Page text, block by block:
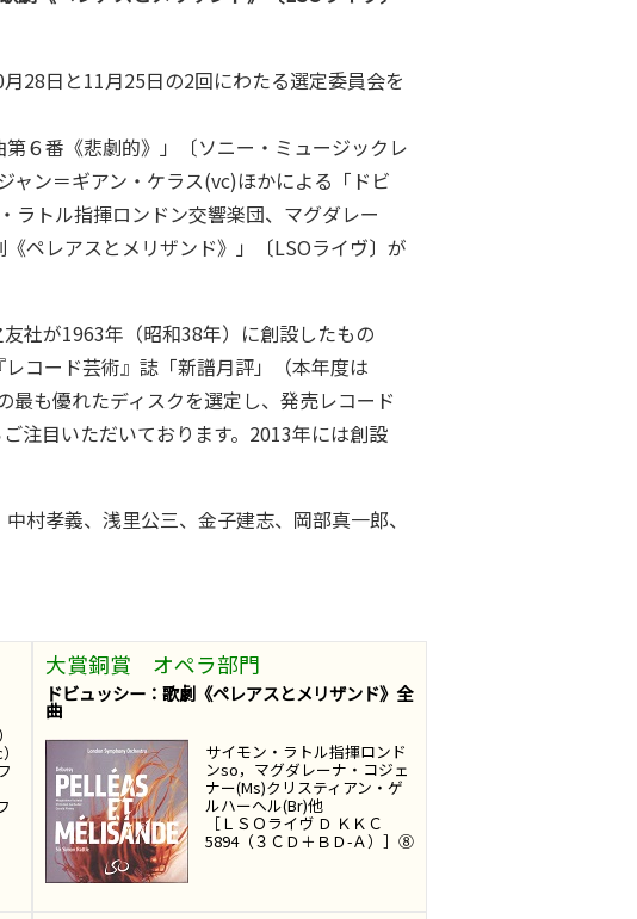
28日と11月25日の2回にわたる選定委員会を
６番《悲劇的》」〔ソニー・ミュージックレ
ャン＝ギアン・ケラス(vc)ほかによる「ドビ
ラトル指揮ロンドン交響楽団、マグダレー
ペレアスとメリザンド》」〔LSOライヴ〕が
社が1963年（昭和38年）に創設したもの
コード芸術』誌「新譜月評」（本年度は
も優れたディスクを選定し、発売レコード
注目いただいております。2013年には創設
村孝義、浅里公三、金子建志、岡部真一郎、
大賞銅賞 オペラ部門
ドビュッシー：歌劇《ペレアスとメリザンド》全
曲
サイモン・ラトル指揮ロンド
ンso，マグダレーナ・コジェ
ナー(Ms)クリスティアン・ゲ
ルハーヘル(Br)他
［ＬＳＯライヴ Ｄ ＫＫＣ
5894（３ＣＤ＋ＢＤ-Ａ）］⑧